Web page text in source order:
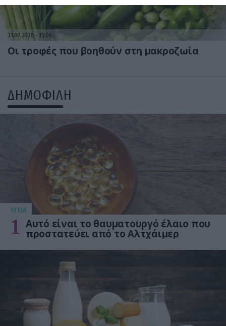
31.07.2026 15:06
Οι τροφές που βοηθούν στη μακροζωία
ΔΗΜΟΦΙΛΗ
ΥΓΕΙΑ
1 Αυτό είναι το θαυματουργό έλαιο που
προστατεύει από το Αλτχάιμερ